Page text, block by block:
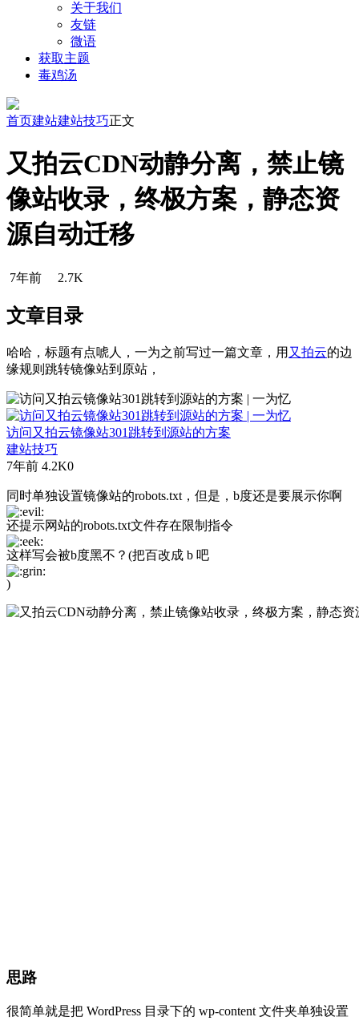
关于我们
友链
微语
获取主题
毒鸡汤
首页建站建站技巧正文
又拍云CDN动静分离，禁止镜
像站收录，终极方案，静态资
源自动迁移
7年前 2.7K
文章目录
哈哈，标题有点唬人，一为之前写过一篇文章，用 又拍云的边
缘规则跳转镜像站到原站，
访问又拍云镜像站301跳转到源站的方案
建站技巧
7年前 4.2K0
同时单独设置镜像站的robots.txt，但是，b度还是要展示你啊
还提示网站的robots.txt文件存在限制指令
这样写会被b度黑不？(把百改成 b 吧
)
思路
很简单就是把 WordPress 目录下的 wp-content 文件夹单独设置